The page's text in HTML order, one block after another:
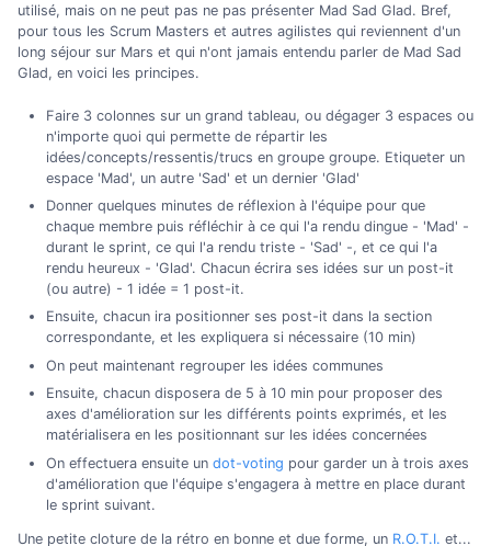
utilisé, mais on ne peut pas ne pas présenter Mad Sad Glad. Bref,
pour tous les Scrum Masters et autres agilistes qui reviennent d'un
long séjour sur Mars et qui n'ont jamais entendu parler de Mad Sad
Glad, en voici les principes.
Faire 3 colonnes sur un grand tableau, ou dégager 3 espaces ou
n'importe quoi qui permette de répartir les
idées/concepts/ressentis/trucs en groupe groupe. Etiqueter un
espace 'Mad', un autre 'Sad' et un dernier 'Glad'
Donner quelques minutes de réflexion à l'équipe pour que
chaque membre puis réfléchir à ce qui l'a rendu dingue - 'Mad' -
durant le sprint, ce qui l'a rendu triste - 'Sad' -, et ce qui l'a
rendu heureux - 'Glad'. Chacun écrira ses idées sur un post-it
(ou autre) - 1 idée = 1 post-it.
Ensuite, chacun ira positionner ses post-it dans la section
correspondante, et les expliquera si nécessaire (10 min)
On peut maintenant regrouper les idées communes
Ensuite, chacun disposera de 5 à 10 min pour proposer des
axes d'amélioration sur les différents points exprimés, et les
matérialisera en les positionnant sur les idées concernées
On effectuera ensuite un dot-voting pour garder un à trois axes
d'amélioration que l'équipe s'engagera à mettre en place durant
le sprint suivant.
Une petite cloture de la rétro en bonne et due forme, un R.O.T.I. et...